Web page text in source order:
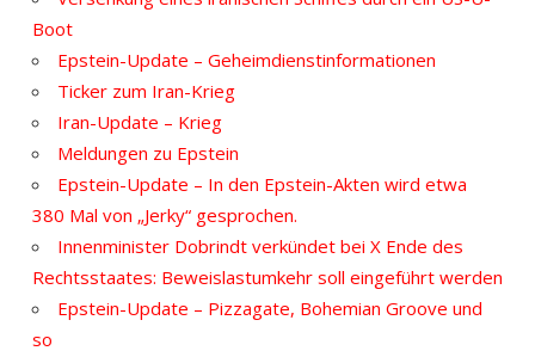
Boot
Epstein-Update – Geheimdienstinformationen
Ticker zum Iran-Krieg
Iran-Update – Krieg
Meldungen zu Epstein
Epstein-Update – In den Epstein-Akten wird etwa
380 Mal von „Jerky“ gesprochen.
Innenminister Dobrindt verkündet bei X Ende des
Rechtsstaates: Beweislastumkehr soll eingeführt werden
Epstein-Update – Pizzagate, Bohemian Groove und
so